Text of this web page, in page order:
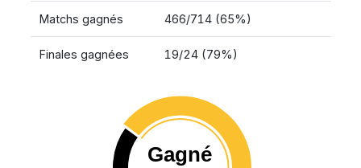
Matchs gagnés 466/714 (65%)
Finales gagnées 19/24 (79%)
Gagné